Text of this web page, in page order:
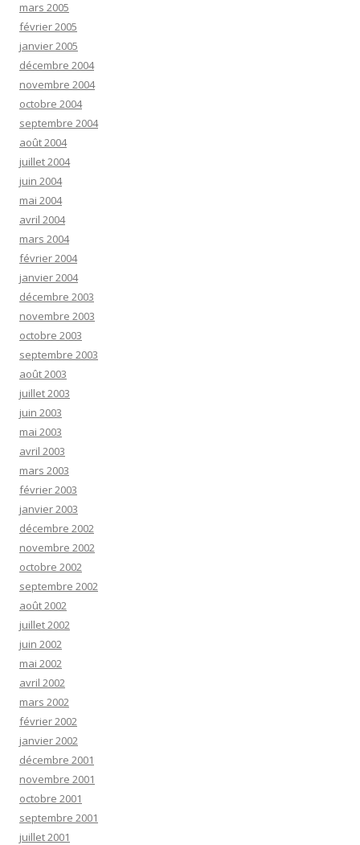
mars 2005
février 2005
janvier 2005
décembre 2004
novembre 2004
octobre 2004
septembre 2004
août 2004
juillet 2004
juin 2004
mai 2004
avril 2004
mars 2004
février 2004
janvier 2004
décembre 2003
novembre 2003
octobre 2003
septembre 2003
août 2003
juillet 2003
juin 2003
mai 2003
avril 2003
mars 2003
février 2003
janvier 2003
décembre 2002
novembre 2002
octobre 2002
septembre 2002
août 2002
juillet 2002
juin 2002
mai 2002
avril 2002
mars 2002
février 2002
janvier 2002
décembre 2001
novembre 2001
octobre 2001
septembre 2001
juillet 2001